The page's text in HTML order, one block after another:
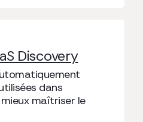
Discovery
dans
maîtriser le